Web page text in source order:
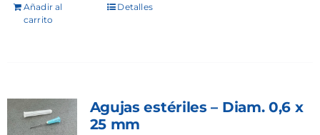
Añadir al
carrito
Detalles
Agujas estériles – Diam. 0,6 x
25 mm